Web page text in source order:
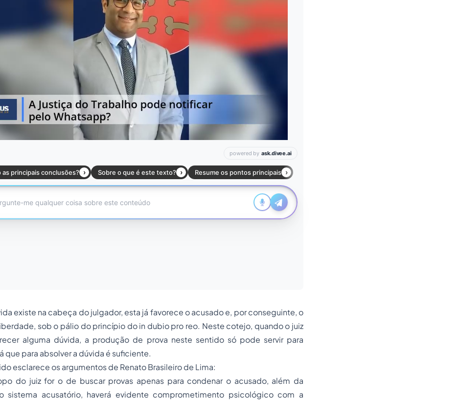
existe na cabeça do julgador, esta já favorece o acusado e, por conseguinte, o
sob o pálio do princípio do in dubio pro reo. Neste cotejo, quando o juiz
alguma dúvida, a produção de prova neste sentido só pode servir para
que para absolver a dúvida é suficiente.
esclarece os argumentos de Renato Brasileiro de Lima:
do juiz for o de buscar provas apenas para condenar o acusado, além da
sistema acusatório, haverá evidente comprometimento psicológico com a